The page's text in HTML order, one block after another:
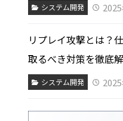
システム開発
リプレイ攻撃とは？
取るべき対策を徹底
システム開発